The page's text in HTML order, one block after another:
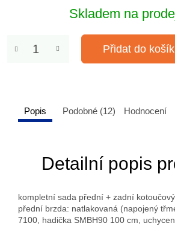
Skladem na
Přidat do
Popis Podobné (12) Hodnocení
Detailní popis
kompletní sada přední + zadní
přední brzda: natlakovaná (napojený
7100, hadička SMBH90 100 cm,